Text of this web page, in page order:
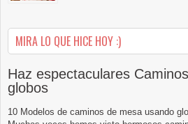
MIRA LO QUE HICE HOY :)
Haz espectaculares
globos
10 Modelos de caminos de mesa usando